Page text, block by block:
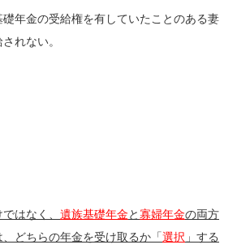
年金の受給権を有していたことのある妻
れない。
はなく、 遺族基礎年金と寡婦年金の両方
どちらの年金を受け取るか「選択 」する